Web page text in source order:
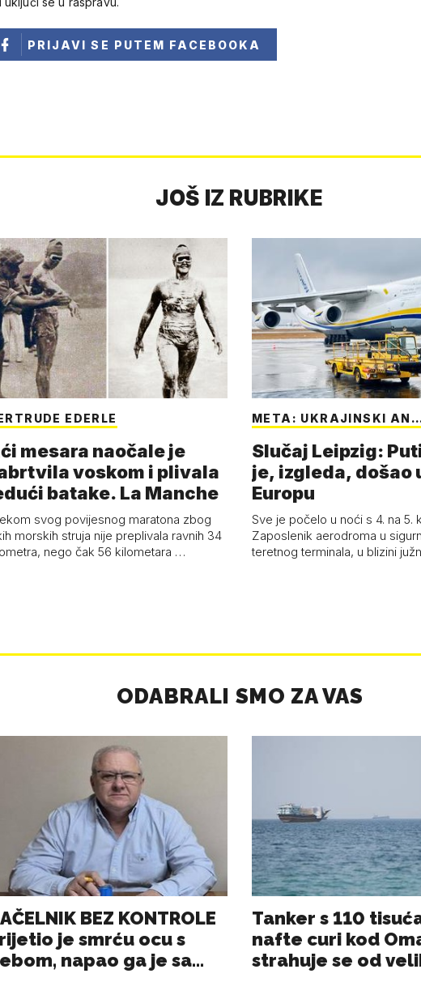
PRIJAVI SE PUTEM FACEBOOKA
JOŠ IZ RUBRIKE
EDERLE
mesara naočale je
voskom i plivala
batake. La Manche
svog povijesnog maratona zbog
morskih struja nije preplivala ravnih 34
nego čak 56 kilometara …
META: UKRAJINSKI
Slučaj Leipzig:
je, izgleda, došao
Europu
Sve je počelo u noći s 4. na 5.
Zaposlenik aerodroma u
teretnog terminala, u blizini